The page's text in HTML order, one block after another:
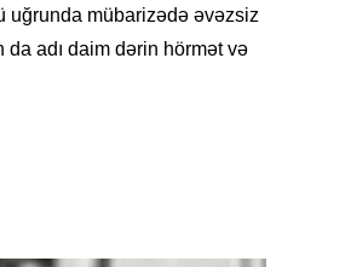
uğrunda mübarizədə əvəzsiz
adı daim dərin hörmət və